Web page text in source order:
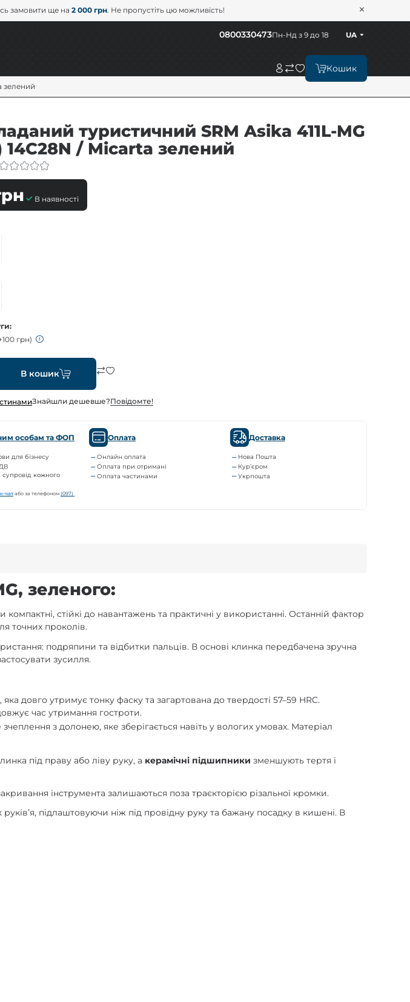
замовити ще на2 000 грн. Не пропустіть цю можливість!
Кошик
Пн-Нд з 9 до 18
0800330473 UA
зелений
туристичний SRM Asika 411L-MG
14C28N / Micarta зелений
В наявності
грн)
В кошик
Знайшли дешевше?Повiдомте!
особам та ФОП
для бізнесу
кожного
чат або за телефоном(097)
Оплата
Онлайн оплата
Оплата при отримані
Оплата частинами
Доставка
Нова Пошта
Кур’єром
Укрпошта
зеленого:
стійкі до навантажень та практичні у використанні. Останній фактор
точних проколів.
подряпини та відбитки пальців. В основі клинка передбачена зручна
зусилля.
довго утримує тонку фаску та загартована до твердості 57–59 HRC.
час утримання гостроти.
з долонею, яке зберігається навіть у вологих умовах. Матеріал
під праву або ліву руку, а керамічні підшипники зменшують тертя і
інструмента залишаються поза траєкторією різальної кромки.
підлаштовуючи ніж під провідну руку та бажану посадку в кишені. В